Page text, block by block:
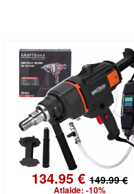
134.95 € 149.99 €
Atlaide: -10%